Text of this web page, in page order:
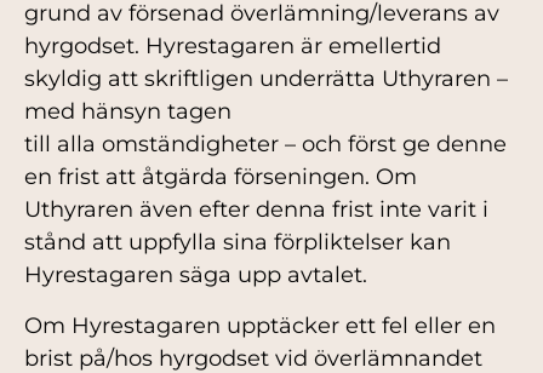
grund av försenad överlämning/leverans av
hyrgodset. Hyrestagaren är emellertid
skyldig att skriftligen underrätta Uthyraren –
med hänsyn tagen
till alla omständigheter – och först ge denne
en frist att åtgärda förseningen. Om
Uthyraren även efter denna frist inte varit i
stånd att uppfylla sina förpliktelser kan
Hyrestagaren säga upp avtalet.
Om Hyrestagaren upptäcker ett fel eller en
brist på/hos hyrgodset vid överlämnandet